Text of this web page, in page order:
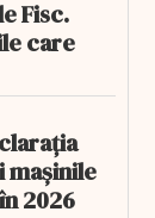
Fisc.
care
mașinile
2026